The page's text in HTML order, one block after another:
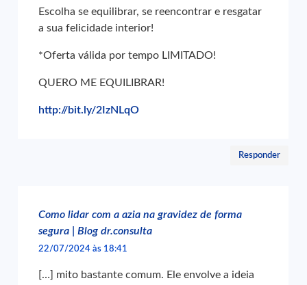
Escolha se equilibrar, se reencontrar e resgatar
a sua felicidade interior!
*Oferta válida por tempo LIMITADO!
QUERO ME EQUILIBRAR!
http://bit.ly/2IzNLqO
Responder
Como lidar com a azia na gravidez de forma
segura | Blog dr.consulta
22/07/2024 às 18:41
[…] mito bastante comum. Ele envolve a ideia